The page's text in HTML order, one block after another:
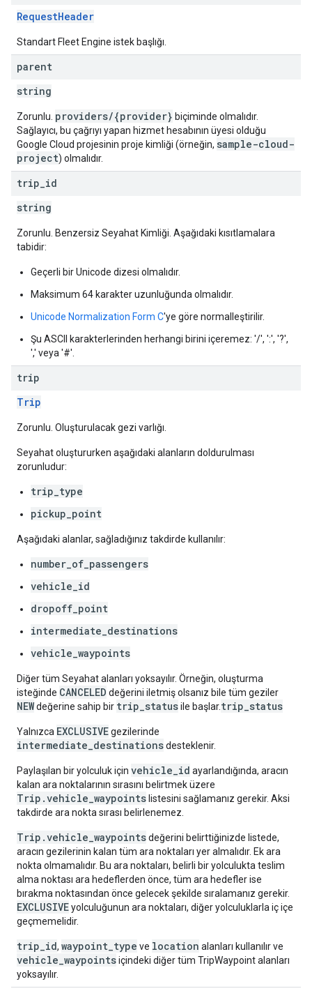
RequestHeader
Standart Fleet Engine istek başlığı.
parent
string
Zorunlu. providers/{provider} biçiminde olmalıdır.
Sağlayıcı, bu çağrıyı yapan hizmet hesabının üyesi olduğu
Google Cloud projesinin proje kimliği (örneğin, sample-cloud-
project) olmalıdır.
trip id
string
Zorunlu. Benzersiz Seyahat Kimliği. Aşağıdaki kısıtlamalara
tabidir:
Geçerli bir Unicode dizesi olmalıdır.
Maksimum 64 karakter uzunluğunda olmalıdır.
Unicode Normalization Form C'ye göre normalleştirilir.
Şu ASCII karakterlerinden herhangi birini içeremez: '/', ':', '?',
',' veya '#'.
trip
Trip
Zorunlu. Oluşturulacak gezi varlığı.
Seyahat oluştururken aşağıdaki alanların doldurulması
zorunludur:
trip_type
pickup_point
Aşağıdaki alanlar, sağladığınız takdirde kullanılır:
number_of_passengers
vehicle_id
dropoff_point
intermediate_destinations
vehicle_waypoints
Diğer tüm Seyahat alanları yoksayılır. Örneğin, oluşturma
isteğinde CANCELED değerini iletmiş olsanız bile tüm geziler
NEWdeğerine sahip bir trip_statusile başlar.trip_status
Yalnızca EXCLUSIVEgezilerinde
intermediate_destinationsdesteklenir.
Paylaşılan bir yolculuk için vehicle_id ayarlandığında, aracın
kalan ara noktalarının sırasını belirtmek üzere
Trip.vehicle_waypoints listesini sağlamanız gerekir. Aksi
takdirde ara nokta sırası belirlenemez.
Trip.vehicle_waypointsdeğerini belirttiğinizde listede,
aracın gezilerinin kalan tüm ara noktaları yer almalıdır. Ek ara
nokta olmamalıdır. Bu ara noktaları, belirli bir yolculukta teslim
alma noktası ara hedeflerden önce, tüm ara hedefler ise
bırakma noktasından önce gelecek şekilde sıralamanız gerekir.
EXCLUSIVEyolculuğunun ara noktaları, diğer yolculuklarla iç içe
geçmemelidir.
trip_id, waypoint_type ve location alanları kullanılır ve
vehicle_waypointsiçindeki diğer tüm TripWaypoint alanları
yoksayılır.